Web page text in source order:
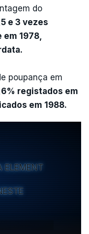
do
e 3 vezes
1978,
poupança em
registados em
em 1988.
ELEMENT